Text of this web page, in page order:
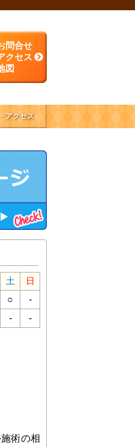
問合せ
クセス
図
アクセス
土
日
○ -
-
-
術の相